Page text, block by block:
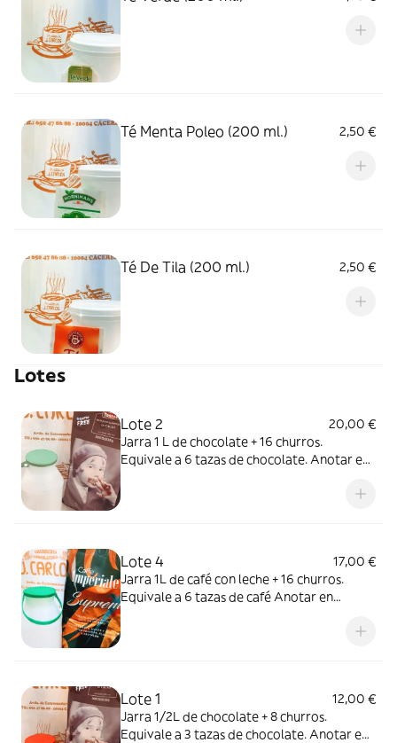
Té Menta Poleo (200 ml.) 2,50 €
Té De Tila (200 ml.) 2,50 €
Lotes
Lote 2
20,00 €
Jarra 1 L de chocolate + 16 churros.
Equivale a 6 tazas de chocolate. Anotar en
Lote 4
17,00 €
Jarra 1L de café con leche + 16 churros.
Equivale a 6 tazas de café Anotar en
Lote 1
12,00 €
Jarra 1/2L de chocolate + 8 churros.
Equivale a 3 tazas de chocolate. Anotar en